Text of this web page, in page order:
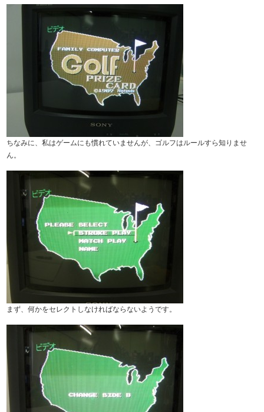
ちなみに、私はゲームにも慣れていませんが、ゴルフはルールすら知りませ
ん。
まず、何かをセレクトしなければならないようです。